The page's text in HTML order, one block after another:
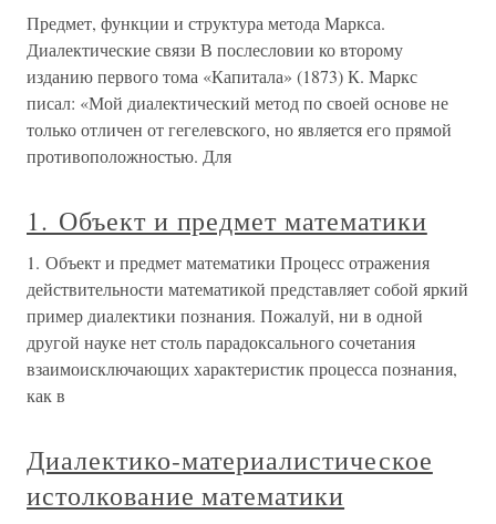
Предмет, функции и структура метода Маркса.
Диалектические связи В послесловии ко второму
изданию первого тома «Капитала» (1873) К. Маркс
писал: «Мой диалектический метод по своей основе не
только отличен от гегелевского, но является его прямой
противоположностью. Для
1. Объект и предмет математики
1. Объект и предмет математики Процесс отражения
действительности математикой представляет собой яркий
пример диалектики познания. Пожалуй, ни в одной
другой науке нет столь парадоксального сочетания
взаимоисключающих характеристик процесса познания,
как в
Диалектико-материалистическое
истолкование математики